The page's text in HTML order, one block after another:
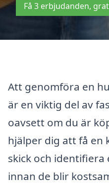
Få 3 erbjudanden,
Att genomföra en
är en viktig del av
oavsett om du är
hjälper dig att få en
skick och
innan de blir